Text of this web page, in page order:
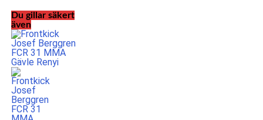
Du gillar säkert
även